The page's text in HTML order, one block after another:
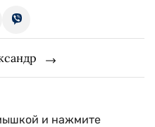
и нажмите